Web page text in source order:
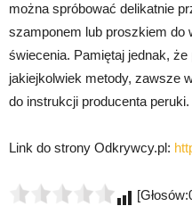
można spróbować delikatnie
szamponem lub proszkiem do
świecenia. Pamiętaj jednak,
jakiejkolwiek metody, zawsze
do instrukcji producenta peruki.
Link do strony Odkrywcy.pl: